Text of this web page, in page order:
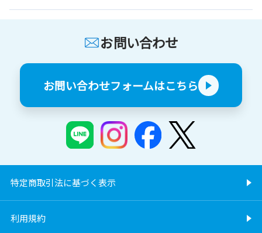
お問い合わせ
お問い合わせフォームはこちら
特定商取引法に基づく表示
利用規約